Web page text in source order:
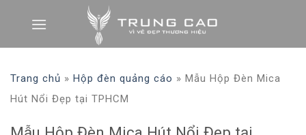
Trang chủ » Hộp đèn quảng cáo » Mẫu Hộp Đèn Mica
Hút Nổi Đẹp tại TPHCM